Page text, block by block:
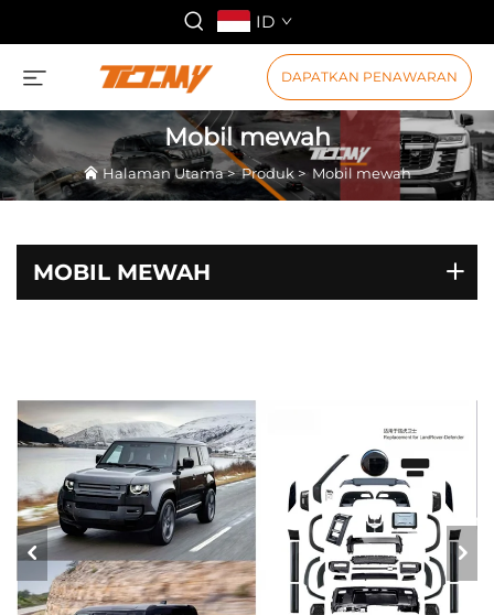
ID
DAPATKAN PENAWARAN
Mobil mewah
Halaman Utama>Produk> Mobil mewah
MOBIL MEWAH